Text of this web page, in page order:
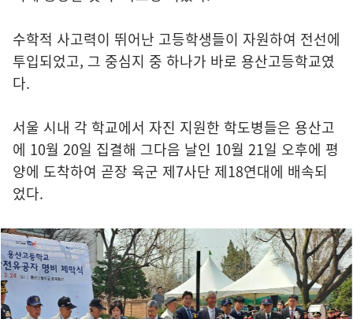
수학적 사고력이 뛰어난 고등학생들이 자원하여 전선에
투입되었고, 그 중심지 중 하나가 바로 용산고등학교였
다.
서울 시내 각 학교에서 자진 지원한 학도병들은 용산고
에 10월 20일 집결해 그다음 날인 10월 21일 오후에 평
양에 도착하여 곧장 육군 제7사단 제18연대에 배속되
었다.